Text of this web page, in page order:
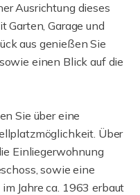
Ausrichtung dieses
Garage und
aus genießen Sie
einen Blick auf die
Sie über eine
Über
Einliegerwohnung
sowie eine
Jahre ca. 1963 erbaut